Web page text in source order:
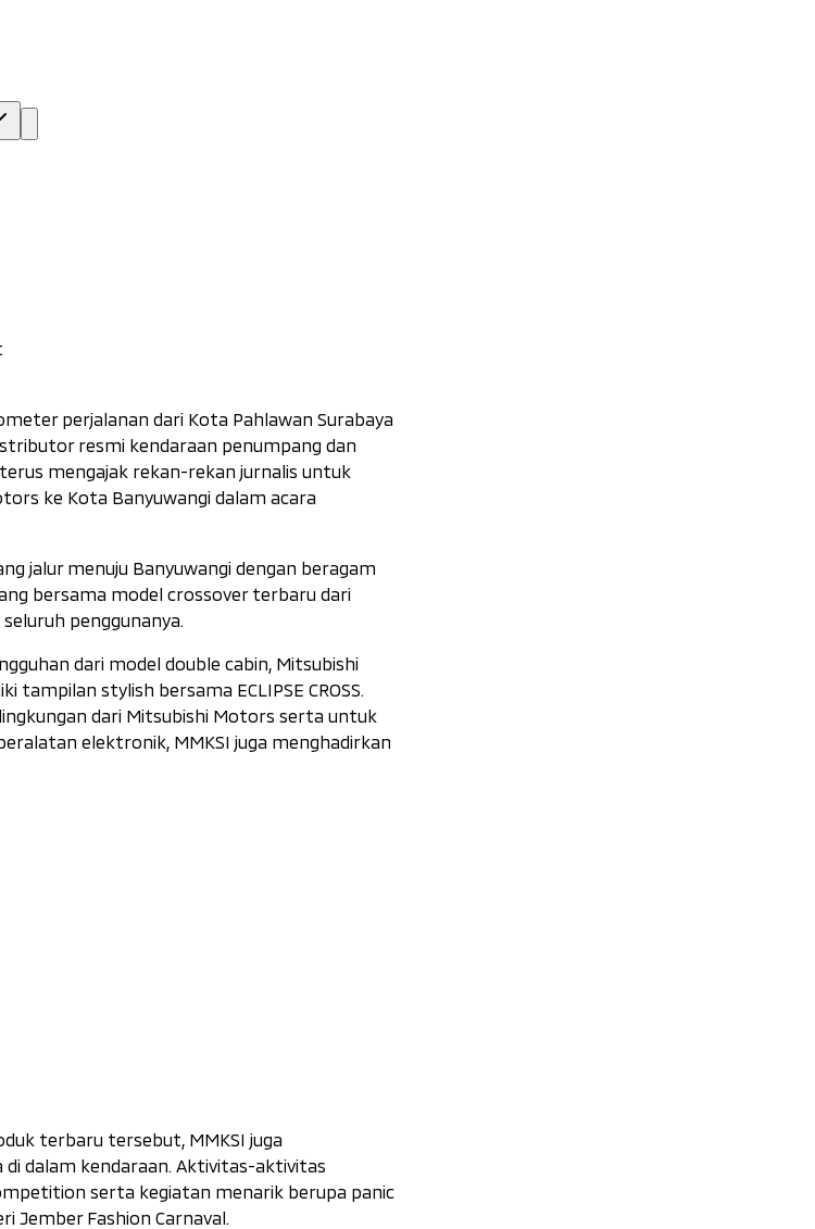
perjalanan dari Kota Pahlawan Surabaya
resmi kendaraan penumpang dan
mengajak rekan-rekan jurnalis untuk
ke Kota Banyuwangi dalam acara
jalur menuju Banyuwangi dengan beragam
bersama model crossover terbaru dari
penggunanya.
dari model double cabin, Mitsubishi
tampilan stylish bersama ECLIPSE CROSS.
dari Mitsubishi Motors serta untuk
elektronik, MMKSI juga menghadirkan
terbaru tersebut, MMKSI juga
dalam kendaraan. Aktivitas-aktivitas
serta kegiatan menarik berupa panic
Jember Fashion Carnaval.